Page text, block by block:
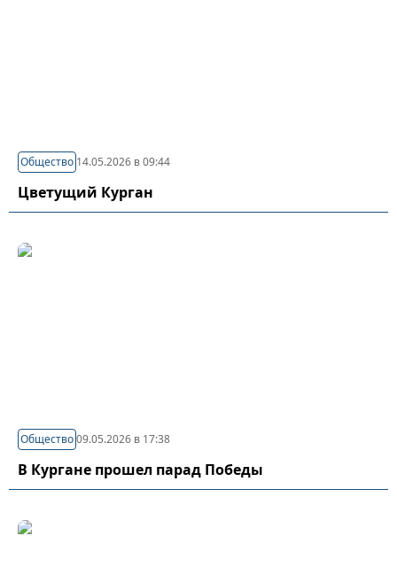
Общество 14.05.2026 в 09:44
Цветущий Курган
Общество09.05.2026 в 17:38
В Кургане прошел парад Победы